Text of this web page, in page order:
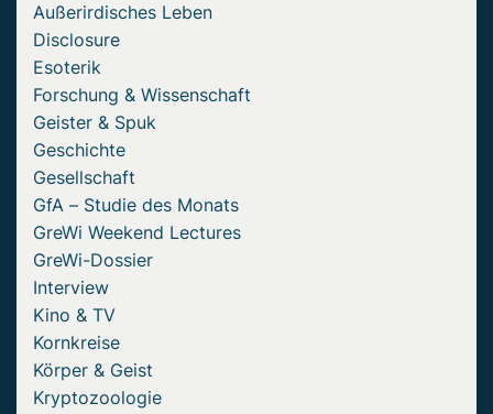
Außerirdisches Leben
Disclosure
Esoterik
Forschung & Wissenschaft
Geister & Spuk
Geschichte
Gesellschaft
GfA – Studie des Monats
GreWi Weekend Lectures
GreWi-Dossier
Interview
Kino & TV
Kornkreise
Körper & Geist
Kryptozoologie